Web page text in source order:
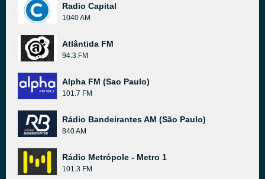
Radio Capital
1040 AM
Atlântida FM
94.3 FM
Alpha FM (Sao Paulo)
101.7 FM
Rádio Bandeirantes AM (São Paulo)
840 AM
Rádio Metrópole - Metro 1
101.3 FM